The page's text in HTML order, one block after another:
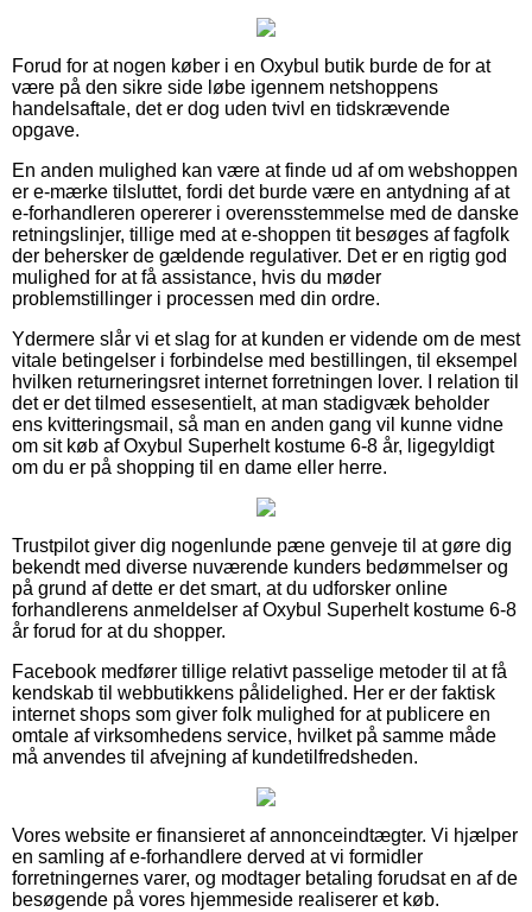
Forud for at nogen køber i en Oxybul butik burde de for at
være på den sikre side løbe igennem netshoppens
handelsaftale, det er dog uden tvivl en tidskrævende
opgave.
En anden mulighed kan være at finde ud af om webshoppen
er e-mærke tilsluttet, fordi det burde være en antydning af at
e-forhandleren opererer i overensstemmelse med de danske
retningslinjer, tillige med at e-shoppen tit besøges af fagfolk
der behersker de gældende regulativer. Det er en rigtig god
mulighed for at få assistance, hvis du møder
problemstillinger i processen med din ordre.
Ydermere slår vi et slag for at kunden er vidende om de mest
vitale betingelser i forbindelse med bestillingen, til eksempel
hvilken returneringsret internet forretningen lover. I relation til
det er det tilmed essesentielt, at man stadigvæk beholder
ens kvitteringsmail, så man en anden gang vil kunne vidne
om sit køb af Oxybul Superhelt kostume 6-8 år, ligegyldigt
om du er på shopping til en dame eller herre.
Trustpilot giver dig nogenlunde pæne genveje til at gøre dig
bekendt med diverse nuværende kunders bedømmelser og
på grund af dette er det smart, at du udforsker online
forhandlerens anmeldelser af Oxybul Superhelt kostume 6-8
år forud for at du shopper.
Facebook medfører tillige relativt passelige metoder til at få
kendskab til webbutikkens pålidelighed. Her er der faktisk
internet shops som giver folk mulighed for at publicere en
omtale af virksomhedens service, hvilket på samme måde
må anvendes til afvejning af kundetilfredsheden.
Vores website er finansieret af annonceindtægter. Vi hjælper
en samling af e-forhandlere derved at vi formidler
forretningernes varer, og modtager betaling forudsat en af de
besøgende på vores hjemmeside realiserer et køb.